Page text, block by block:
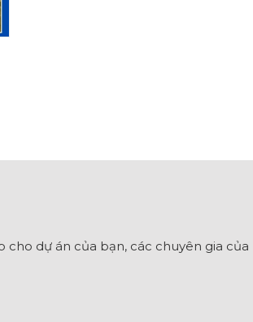
cho dự án của bạn, các chuyên gia của